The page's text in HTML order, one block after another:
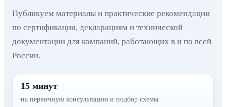
Публикуем материалы и практические рекомендации
по сертификации, декларациям и технической
документации для компаний, работающих в и по всей
России.
15 минут
на первичную консультацию и подбор схемы